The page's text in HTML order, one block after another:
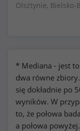
Olsztynie, Bielsko-
* Mediana - jest
dwa równe
się dokładnie po
wyników. W
to, że połowa
a połowa powyżej.